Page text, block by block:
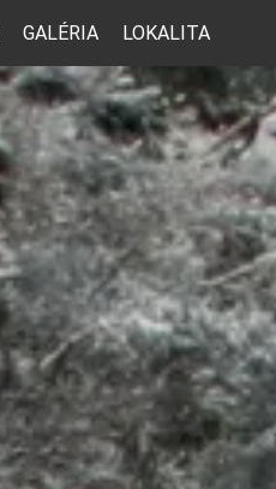
GALÉRIA LOKALITA